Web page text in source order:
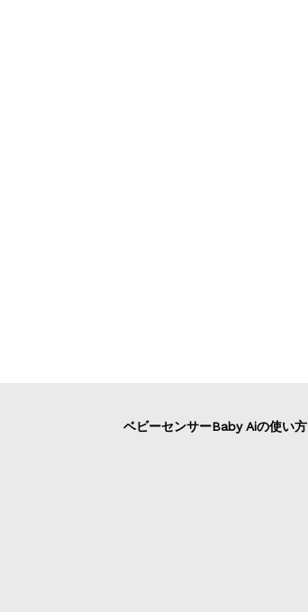
ベビーセンサーBaby Aiの使い方